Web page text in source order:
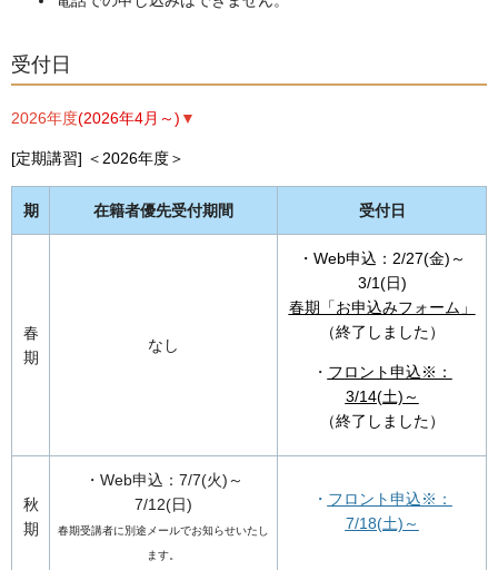
受付日
2026年度(2026年4月～) ▼
[定期講習] ＜2026年度＞
期 在籍者優先受付期間 受付日
春
期
なし
・Web申込：2/27(金)～
3/1(日)
春期「お申込みフォーム」
（終了しました）
・ フロント申込※：
3/14(土)～
（終了しました）
秋
期
・Web申込：7/7(火)～
7/12(日)
春期受講者に別途メールでお知らせいたし
ます。
・ フロント申込※：
7/18(土)～